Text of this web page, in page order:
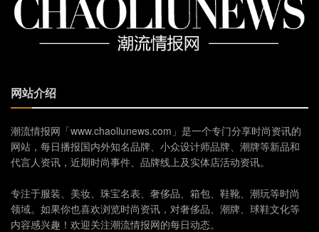
网站介绍
潮流情报网「www.chaoliunews.com」是一个专门分享时尚资讯的
网站，每日播报国内外知名品牌、小众设计师品牌、潮牌等新品和
代言人资讯，近期时尚事件、品牌线上及实体店活动资讯。
专注于服装、美妆、珠宝名表、奢侈品、箱包、鞋靴、潮玩等时尚
领域。如果你也喜欢浏览时尚资讯，对奢侈品、潮牌、球鞋文化等
内容感兴趣！欢迎关注潮流情报网的每日动态。